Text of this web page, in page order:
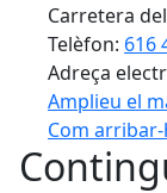
Carretera
Telèfon: 616
Adreça
Amplieu el
Com
+